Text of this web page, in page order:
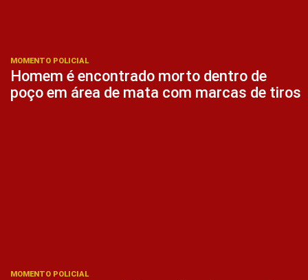
MOMENTO POLICIAL
Homem é encontrado morto dentro de
poço em área de mata com marcas de tiros
MOMENTO POLICIAL